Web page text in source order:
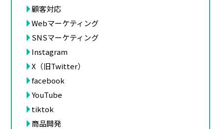
顧客対応
Webマーケティング
SNSマーケティング
Instagram
X（旧Twitter）
facebook
YouTube
tiktok
商品開発